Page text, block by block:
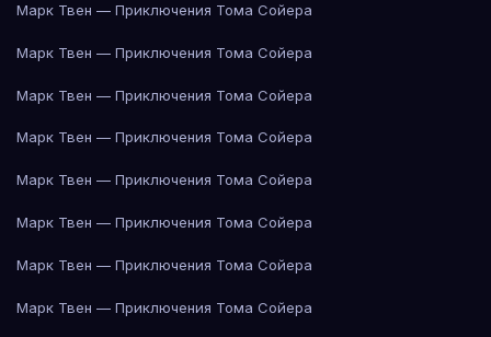
Марк Твен — Приключения Тома Сойера
Марк Твен — Приключения Тома Сойера
Марк Твен — Приключения Тома Сойера
Марк Твен — Приключения Тома Сойера
Марк Твен — Приключения Тома Сойера
Марк Твен — Приключения Тома Сойера
Марк Твен — Приключения Тома Сойера
Марк Твен — Приключения Тома Сойера